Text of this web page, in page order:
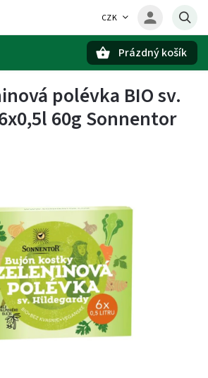
CZK
Prázdný košík
polévka BIO sv.
60g Sonnentor